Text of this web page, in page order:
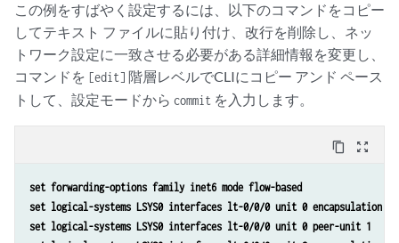
この例をすばやく設定するには、以下のコマンドをコピー
してテキスト ファイルに貼り付け、改行を削除し、ネッ
トワーク設定に一致させる必要がある詳細情報を変更し、
コマンドを [edit] 階層レベルでCLIにコピー アンド ペース
トして、設定モードから commit を入力します。
content_copy zoom_out_map
set forwarding-options family inet6 mode flow-based
set logical-systems LSYS0 interfaces lt-0/0/0 unit 0 encapsulation
set logical-systems LSYS0 interfaces lt-0/0/0 unit 0 peer-unit 1